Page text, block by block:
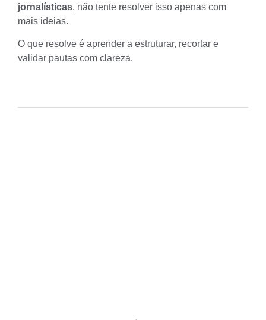
jornalísticas, não tente resolver isso apenas com
mais ideias.
O que resolve é aprender a estruturar, recortar e
validar pautas com clareza.